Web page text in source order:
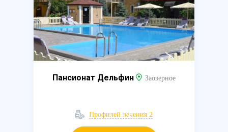
Пансионат Дельфин Заозерное
Профилей лечения 2